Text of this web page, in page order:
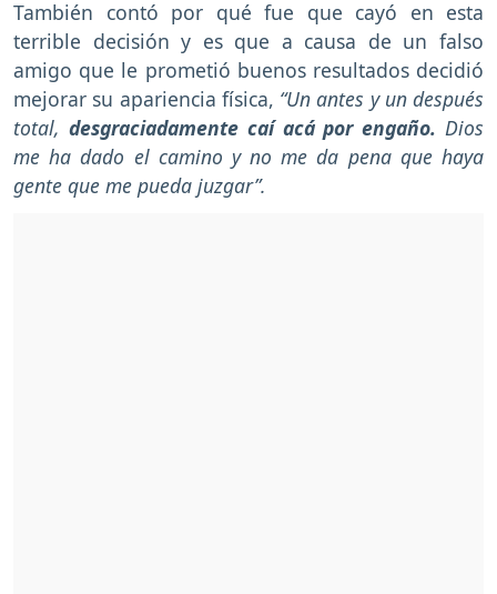
También contó por qué fue que cayó en esta
terrible decisión y es que a causa de un falso
amigo que le prometió buenos resultados decidió
mejorar su apariencia física, “Un antes y un después
total, desgraciadamente caí acá por engaño. Dios
me ha dado el camino y no me da pena que haya
gente que me pueda juzgar”.